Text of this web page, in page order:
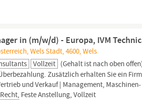
in (m/w/d) - Europa, IVM
Wels Stadt, 4600, Wels
Vollzeit (Gehalt ist nach oben
Zusätzlich erhalten Sie ein
und Verkauf | Management,
Recht, Feste Anstellung, Vollzeit